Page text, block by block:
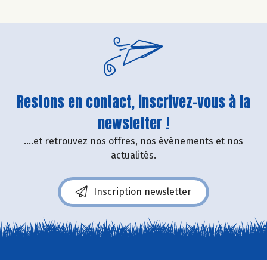
Restons en contact, inscrivez-vous à la
newsletter !
....et retrouvez nos offres, nos événements et nos
actualités.
Inscription newsletter